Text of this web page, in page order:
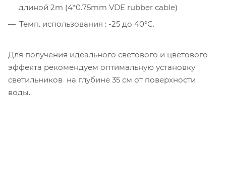
длиной 2m (4*0.75mm VDE rubber cable)
Темп. использования : -25 до 40°С.
Для получения идеального светового и цветового
эффекта рекомендуем оптимальную установку
светильников на глубине 35 см от поверхности
воды.